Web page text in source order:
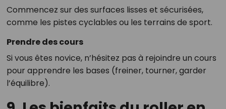
Commencez sur des surfaces lisses et sécurisées,
comme les pistes cyclables ou les terrains de sport.
Prendre des cours
Si vous êtes novice, n’hésitez pas à rejoindre un cours
pour apprendre les bases (freiner, tourner, garder
l’équilibre).